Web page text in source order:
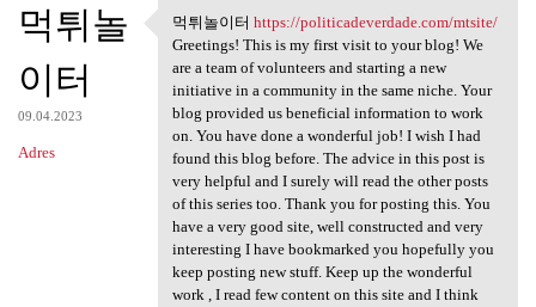
먹튀놀
이터
09.04.2023
Adres
먹튀놀이터 https:/
먹튀놀이터 https://politicadeverdade.com/mtsite/
Greetings! This is my first visit to your blog! We
are a team of volunteers and starting a new
initiative in a community in the same niche. Your
blog provided us beneficial information to work
on. You have done a wonderful job! I wish I had
found this blog before. The advice in this post is
very helpful and I surely will read the other posts
of this series too. Thank you for posting this. You
have a very good site, well constructed and very
interesting I have bookmarked you hopefully you
keep posting new stuff. Keep up the wonderful
work , I read few content on this site and I think